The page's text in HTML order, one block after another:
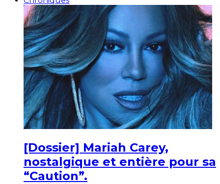
[Dossier] Mariah Carey,
nostalgique et entière pour sa
“Caution”.